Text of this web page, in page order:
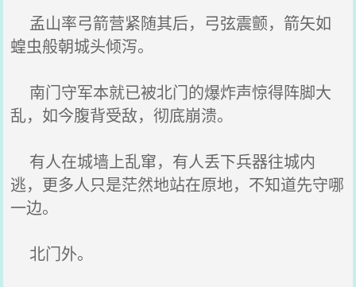
孟山率弓箭营紧随其后，弓弦震颤，箭矢如
蝗虫般朝城头倾泻。
南门守军本就已被北门的爆炸声惊得阵脚大
乱，如今腹背受敌，彻底崩溃。
有人在城墙上乱窜，有人丢下兵器往城内
逃，更多人只是茫然地站在原地，不知道先守哪
一边。
北门外。